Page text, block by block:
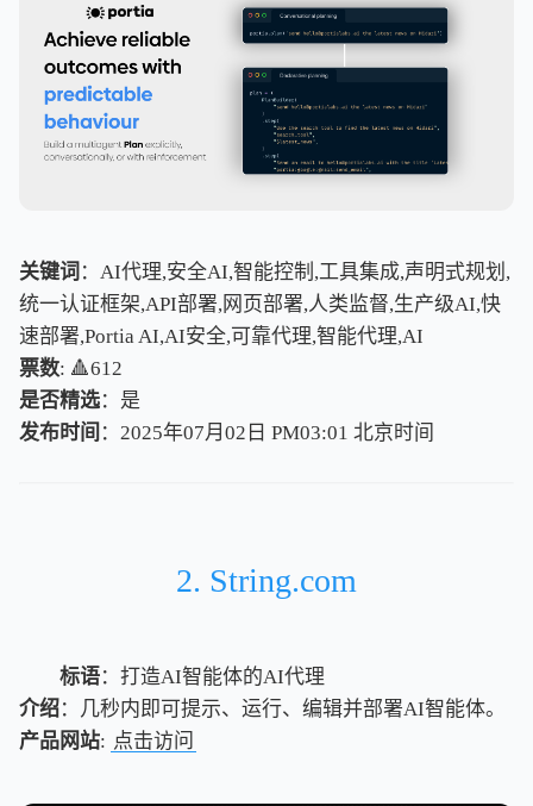
关键词 ：AI代理,安全AI,智能控制,工具集成,声明式规划,
统一认证框架,API部署,网页部署,人类监督,生产级AI,快
速部署,Portia AI,AI安全,可靠代理,智能代理,AI
票数: 🔺612
是否精选：是
发布时间 ：2025年07月02日 PM03:01 北京时间
北京时间
2. String.com
标语：打造AI智能体的AI代理
介绍：几秒内即可提示、运行、编辑并部署AI智能体。
产品网站: 点击访问